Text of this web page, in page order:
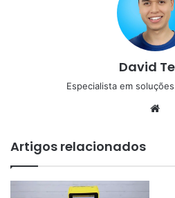
David
Especialista em
Artigos relacionados